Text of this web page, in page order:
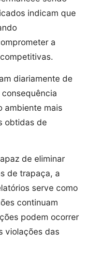
indicam que
a
diariamente de
ambiente mais
obtidas de
de eliminar
de trapaça, a
serve como
continuam
podem ocorrer
violações das